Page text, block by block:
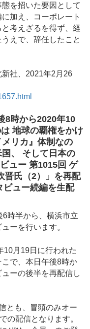
を招いた要因として
加え、コーポレート
考えざるを得ず、経
えで、辞任したこと
社、2021年2月26
8時から2020年10
地球の覇権をかけ
リカ』体制なの
、 そして日本の
ュー 第1015回 ゲ
晋氏（2）」を再配
ビュー続編を生配
時半から、横浜市立
ーを行います。
月19日に行われた
で、本日午後8時か
ーの後半を再配信し
とも、冒頭のみオー
の配信となります。